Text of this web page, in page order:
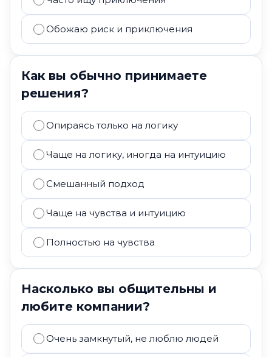
Обожаю риск и приключения
Как вы обычно принимаете
решения?
Опираясь только на логику
Чаще на логику, иногда на интуицию
Смешанный подход
Чаще на чувства и интуицию
Полностью на чувства
Насколько вы общительны и
любите компании?
Очень замкнутый, не люблю людей